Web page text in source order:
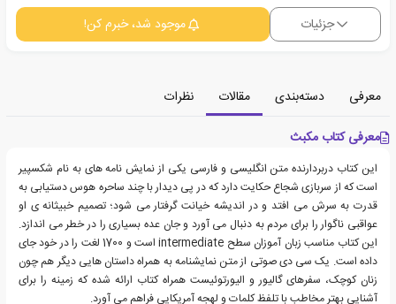
جزئیات موجود شد، خبرم کن!
معرفی دسته‌بندی مقالات
نظرات
معرفی کتاب مکبث
این کتاب دربردارنده متن انگلیسی و فارسی یکی از نمایش نامه های به نام شکسپیر
است که از سربازی شجاع حکایت دارد که در پی دیدار با چند ساحره هوس دستیابی به
قدرت به سرش می افتد و در اندیشه خیانت گرفتار می شود؛ تصمیم خبیثانه ی او
عواقبی ناگوار را برای مردم به دنبال می آورد و جان عده بسیاری را در خطر می اندازد.
این کتاب مناسب زبان آموزان سطح intermediate است و 1700 لغت را در خود جای
داده است. یک سی دی صوتی از متن نمایشنامه به همراه داستان هایی دیگر هم چون
زنان کوچک، سفرهای گالیور و الیورتوئیست همراه کتاب ارائه شده که زمینه را برای
آشنایی بهتر مخاطب با تلفظ کلمات و لهجه آمریکایی فراهم می آورد.